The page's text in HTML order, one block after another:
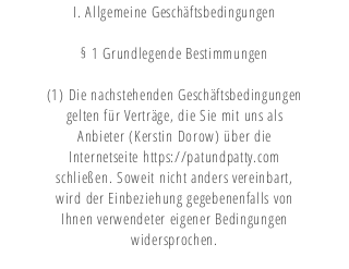
I. Allgemeine Geschäftsbedingungen
§ 1 Grundlegende Bestimmungen
(1) Die nachstehenden Geschäftsbedingungen
gelten für Verträge, die Sie mit uns als
Anbieter (Kerstin Dorow) über die
Internetseite https://patundpatty.com
schließen. Soweit nicht anders vereinbart,
wird der Einbeziehung gegebenenfalls von
Ihnen verwendeter eigener Bedingungen
widersprochen.